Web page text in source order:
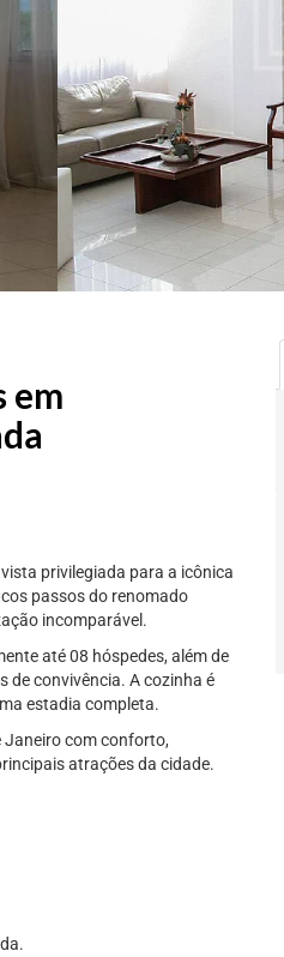
em
privilegiada para a icônica
passos do renomado
incomparável.
até 08 hóspedes, além de
de convivência. A cozinha é
estadia completa.
Janeiro com conforto,
atrações da cidade.